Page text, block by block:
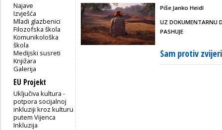
Najave
Izvješća
Mladi glazbenici
Filozofska škola
Komunikološka
škola
Medijski susreti
Knjižara
Galerija
EU Projekt
Uključiva kultura -
potpora socijalnoj
inkluziji kroz kulturu
putem Vijenca
Inkluzija
Piše Janko Heidl
UZ DOKUMENTARNU
PASHUJE
Sam protiv zvijeri